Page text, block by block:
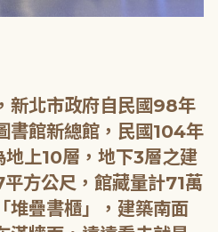
新北市政府自民國98年
書館新總館，民國104年
上10層，地下3層之建
方公尺，館藏量計71萬
堆疊書櫃」，建築南面